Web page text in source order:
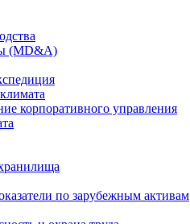
(MD&A)
корпоративного управления
по зарубежным активам